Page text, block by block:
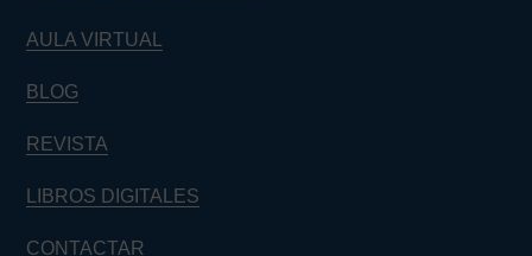
AULA VIRTUAL
BLOG
REVISTA
LIBROS DIGITALES
CONTACTAR